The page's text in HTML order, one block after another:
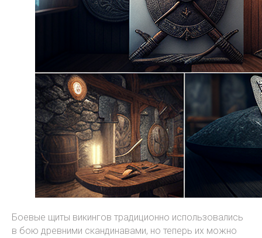
Боевые щиты викингов традиционно использовались
в бою древними скандинавами, но теперь их можно